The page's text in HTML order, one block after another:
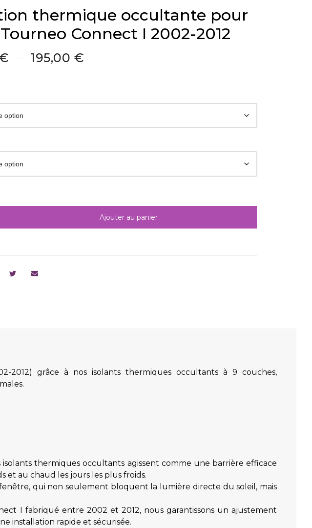
thermique occultante pour
Connect I 2002-2012
195,00 €
Ajouter au panier
grâce à nos isolants thermiques occultants à 9 couches,
thermiques occultants agissent comme une barrière efficace
et au chaud les jours les plus froids.
qui non seulement bloquent la lumière directe du soleil, mais
I fabriqué entre 2002 et 2012, nous garantissons un ajustement
installation rapide et sécurisée.